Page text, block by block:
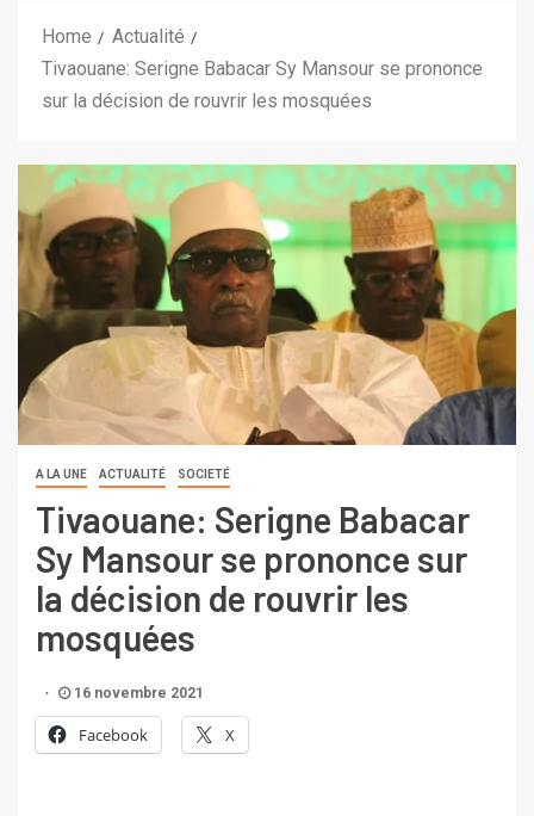
Home
Actualité
Tivaouane: Serigne Babacar Sy Mansour se prononce
sur la décision de rouvrir les mosquées
A LA UNE ACTUALITÉ SOCIETÉ
Tivaouane: Serigne Babacar
Sy Mansour se prononce sur
la décision de rouvrir les
mosquées
16 novembre 2021
Facebook X